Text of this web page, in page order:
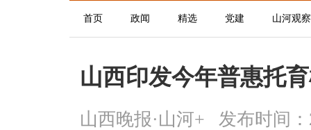
首页 政闻 精选 党建 山河观察
山西印发今年普惠托
山西晚报·山河+ 发布时间：